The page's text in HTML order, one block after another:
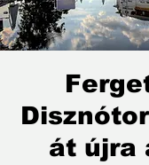
át újra